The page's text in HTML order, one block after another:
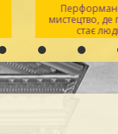
мистецтво, де
стає